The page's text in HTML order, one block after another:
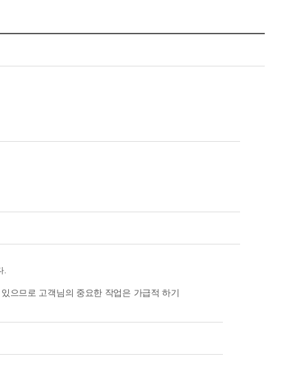
.
으므로 고객님의 중요한 작업은 가급적 하기